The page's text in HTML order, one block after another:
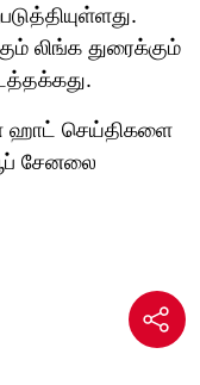
லிங்க துரைக்கும்
ஹாட் செய்திகளை
சேனலை